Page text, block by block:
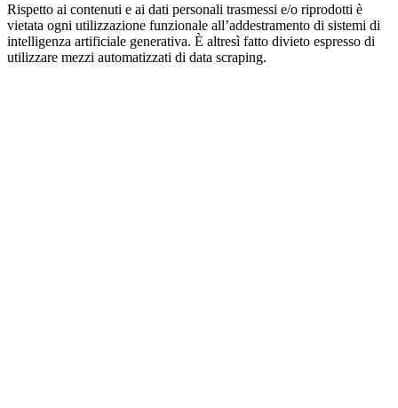
Rispetto ai contenuti e ai dati personali trasmessi e/o riprodotti è
vietata ogni utilizzazione funzionale all’addestramento di sistemi di
intelligenza artificiale generativa. È altresì fatto divieto espresso di
utilizzare mezzi automatizzati di data scraping.